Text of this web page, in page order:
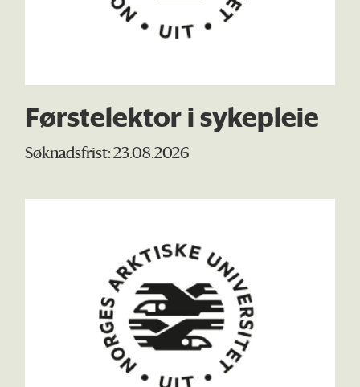
Førstelektor i sykepleie
Søknadsfrist: 23.08.2026